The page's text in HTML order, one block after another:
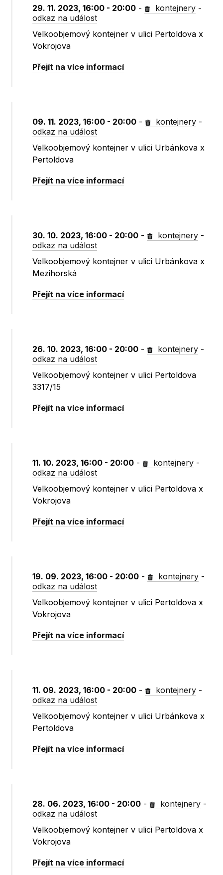
29. 11. 2023, 16:00 - 20:00 - kontejnery -
odkaz na událost
Velkoobjemový kontejner v ulici Pertoldova x
Vokrojova
Přejít na více informací
09. 11. 2023, 16:00 - 20:00 - kontejnery -
odkaz na událost
Velkoobjemový kontejner v ulici Urbánkova x
Pertoldova
Přejít na více informací
30. 10. 2023, 16:00 - 20:00 - kontejnery -
odkaz na událost
Velkoobjemový kontejner v ulici Urbánkova x
Mezihorská
Přejít na více informací
26. 10. 2023, 16:00 - 20:00 - kontejnery -
odkaz na událost
Velkoobjemový kontejner v ulici Pertoldova
3317/15
Přejít na více informací
11. 10. 2023, 16:00 - 20:00 - kontejnery -
odkaz na událost
Velkoobjemový kontejner v ulici Pertoldova x
Vokrojova
Přejít na více informací
19. 09. 2023, 16:00 - 20:00 - kontejnery -
odkaz na událost
Velkoobjemový kontejner v ulici Pertoldova x
Vokrojova
Přejít na více informací
11. 09. 2023, 16:00 - 20:00 - kontejnery -
odkaz na událost
Velkoobjemový kontejner v ulici Urbánkova x
Pertoldova
Přejít na více informací
28. 06. 2023, 16:00 - 20:00 - kontejnery -
odkaz na událost
Velkoobjemový kontejner v ulici Pertoldova x
Vokrojova
Přejít na více informací